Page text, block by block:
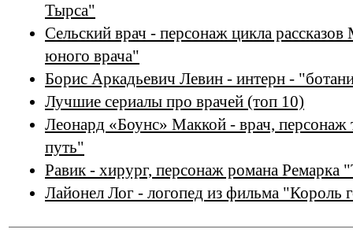
Тырса"
Сельский врач - персонаж цикла
юного врача"
Борис Аркадьевич Левин - интерн -
Лучшие сериалы про врачей (топ 10)
Леонард «Боунс» Маккой - врач, персонаж
путь"
Равик - хирург, персонаж романа Ремарка
Лайонел Лог - логопед из фильма "Король